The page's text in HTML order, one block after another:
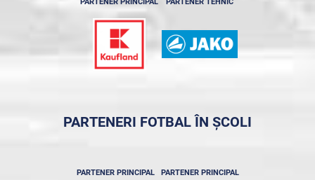
PARTENERI FOTBAL ÎN ȘCOLI
PARTENER PRINCIPAL PARTENER PRINCIPAL